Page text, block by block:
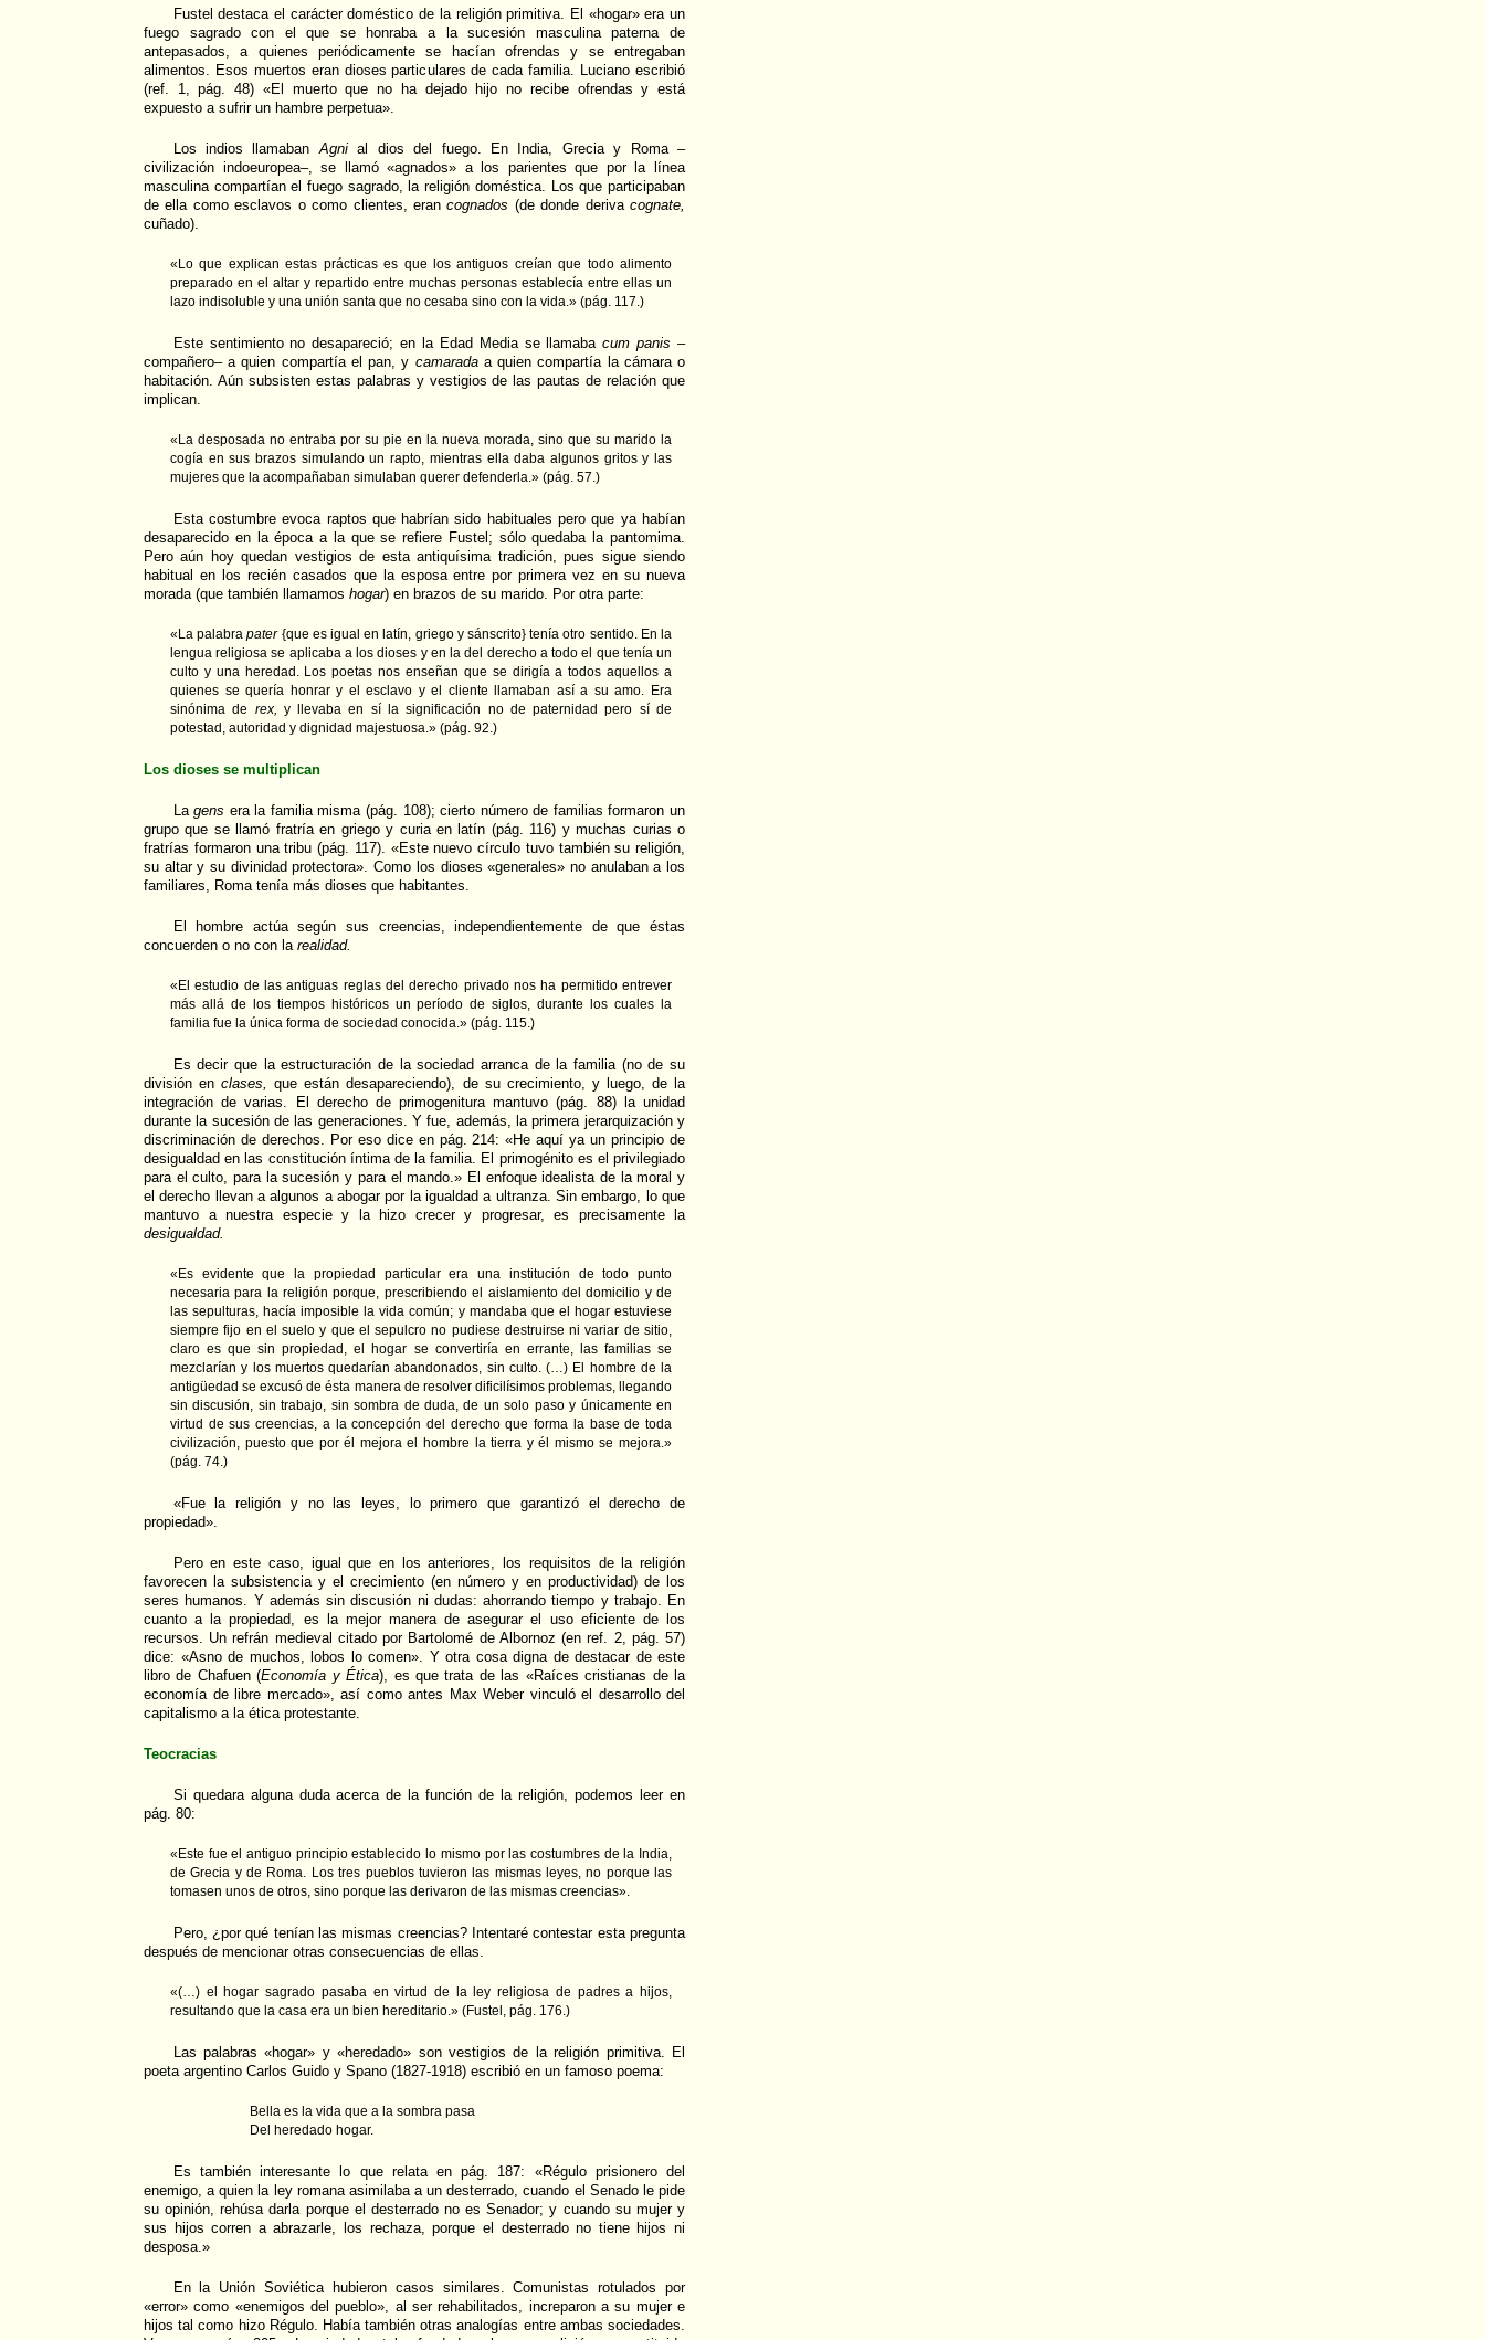
Fustel destaca el carácter doméstico de la religión primitiva. El «hogar» era un
fuego sagrado con el que se honraba a la sucesión masculina paterna de
antepasados, a quienes periódicamente se hacían ofrendas y se entregaban
alimentos. Esos muertos eran dioses particulares de cada familia. Luciano escribió
(ref. 1, pág. 48) «El muerto que no ha dejado hijo no recibe ofrendas y está
expuesto a sufrir un hambre perpetua».
Los indios llamabanAgnial dios del fuego. En India, Grecia y Roma –
civilización indoeuropea–, se llamó «agnados» a los parientes que por la línea
masculina compartían el fuego sagrado, la religión doméstica. Los que participaban
de ella como esclavos o como clientes, erancognados (de donde derivacognate,
cuñado).
«Lo que explican estas prácticas es que los antiguos creían que todo alimento
preparado en el altar y repartido entre muchas personas establecía entre ellas un
lazo indisoluble y una unión santa que no cesaba sino con la vida.» (pág. 117.)
Este sentimiento no desapareció; en la Edad Media se llamabacum panis –
compañero– a quien compartía el pan, y camaradaa quien compartía la cámara o
habitación. Aún subsisten estas palabras y vestigios de las pautas de relación que
implican.
«La desposada no entraba por su pie en la nueva morada, sino que su marido la
cogía en sus brazos simulando un rapto, mientras ella daba algunos gritos y las
mujeres que la acompañaban simulaban querer defenderla.» (pág. 57.)
Esta costumbre evoca raptos que habrían sido habituales pero que ya habían
desaparecido en la época a la que se refiere Fustel; sólo quedaba la pantomima.
Pero aún hoy quedan vestigios de esta antiquísima tradición, pues sigue siendo
habitual en los recién casados que la esposa entre por primera vez en su nueva
morada (que también llamamos hogar) en brazos de su marido. Por otra parte:
«La palabrapater{que es igual en latín, griego y sánscrito} tenía otro sentido. En la
lengua religiosa se aplicaba a los dioses y en la del derecho a todo el que tenía un
culto y una heredad. Los poetas nos enseñan que se dirigía a todos aquellos a
quienes se quería honrar y el esclavo y el cliente llamaban así a su amo. Era
sinónima de rex, y llevaba en sí la significación no de paternidad pero sí de
potestad, autoridad y dignidad majestuosa.» (pág. 92.)
Los dioses se multiplican
Lagens era la familia misma (pág. 108); cierto número de familias formaron un
grupo que se llamó fratría en griego y curia en latín (pág. 116) y muchas curias o
fratrías formaron una tribu (pág. 117). «Este nuevo círculo tuvo también su religión,
su altar y su divinidad protectora». Como los dioses «generales» no anulaban a los
familiares, Roma tenía más dioses que habitantes.
El hombre actúa según sus creencias, independientemente de que éstas
concuerden o no con la realidad.
«El estudio de las antiguas reglas del derecho privado nos ha permitido entrever
más allá de los tiempos históricos un período de siglos, durante los cuales la
familia fue la única forma de sociedad conocida.» (pág. 115.)
Es decir que la estructuración de la sociedad arranca de la familia (no de su
división enclases, que están desapareciendo), de su crecimiento, y luego, de la
integración de varias. El derecho de primogenitura mantuvo (pág. 88) la unidad
durante la sucesión de las generaciones. Y fue, además, la primera jerarquización y
discriminación de derechos. Por eso dice en pág. 214: «He aquí ya un principio de
desigualdad en las constitución íntima de la familia. El primogénito es el privilegiado
para el culto, para la sucesión y para el mando.» El enfoque idealista de la moral y
el derecho llevan a algunos a abogar por la igualdad a ultranza. Sin embargo, lo que
mantuvo a nuestra especie y la hizo crecer y progresar, es precisamente la
desigualdad.
«Es evidente que la propiedad particular era una institución de todo punto
necesaria para la religión porque, prescribiendo el aislamiento del domicilio y de
las sepulturas, hacía imposible la vida común; y mandaba que el hogar estuviese
siempre fijo en el suelo y que el sepulcro no pudiese destruirse ni variar de sitio,
claro es que sin propiedad, el hogar se convertiría en errante, las familias se
mezclarían y los muertos quedarían abandonados, sin culto. (…) El hombre de la
antigüedad se excusó de ésta manera de resolver dificilísimos problemas, llegando
sin discusión, sin trabajo, sin sombra de duda, de un solo paso y únicamente en
virtud de sus creencias, a la concepción del derecho que forma la base de toda
civilización, puesto que por él mejora el hombre la tierra y él mismo se mejora.»
(pág. 74.)
«Fue la religión y no las leyes, lo primero que garantizó el derecho de
propiedad».
Pero en este caso, igual que en los anteriores, los requisitos de la religión
favorecen la subsistencia y el crecimiento (en número y en productividad) de los
seres humanos. Y además sin discusión ni dudas: ahorrando tiempo y trabajo. En
cuanto a la propiedad, es la mejor manera de asegurar el uso eficiente de los
recursos. Un refrán medieval citado por Bartolomé de Albornoz (en ref. 2, pág. 57)
dice: «Asno de muchos, lobos lo comen». Y otra cosa digna de destacar de este
libro de Chafuen (Economía y Ética), es que trata de las «Raíces cristianas de la
economía de libre mercado», así como antes Max Weber vinculó el desarrollo del
capitalismo a la ética protestante.
Teocracias
Si quedara alguna duda acerca de la función de la religión, podemos leer en
pág. 80:
«Este fue el antiguo principio establecido lo mismo por las costumbres de la India,
de Grecia y de Roma. Los tres pueblos tuvieron las mismas leyes, no porque las
tomasen unos de otros, sino porque las derivaron de las mismas creencias».
Pero, ¿por qué tenían las mismas creencias? Intentaré contestar esta pregunta
después de mencionar otras consecuencias de ellas.
«(…) el hogar sagrado pasaba en virtud de la ley religiosa de padres a hijos,
resultando que la casa era un bien hereditario.» (Fustel, pág. 176.)
Las palabras «hogar» y «heredado» son vestigios de la religión primitiva. El
poeta argentino Carlos Guido y Spano (1827-1918) escribió en un famoso poema:
Bella es la vida que a la sombra pasa
Del heredado hogar.
Es también interesante lo que relata en pág. 187: «Régulo prisionero del
enemigo, a quien la ley romana asimilaba a un desterrado, cuando el Senado le pide
su opinión, rehúsa darla porque el desterrado no es Senador; y cuando su mujer y
sus hijos corren a abrazarle, los rechaza, porque el desterrado no tiene hijos ni
desposa.»
En la Unión Soviética hubieron casos similares. Comunistas rotulados por
«error» como «enemigos del pueblo», al ser rehabilitados, increparon a su mujer e
hijos tal como hizo Régulo. Había también otras analogías entre ambas sociedades.